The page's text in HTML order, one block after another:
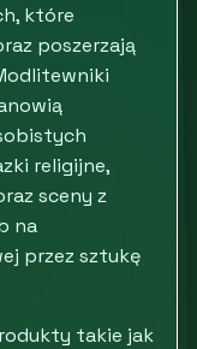
które
poszerzają
religijne,
sceny z
na
przez sztukę
takie jak